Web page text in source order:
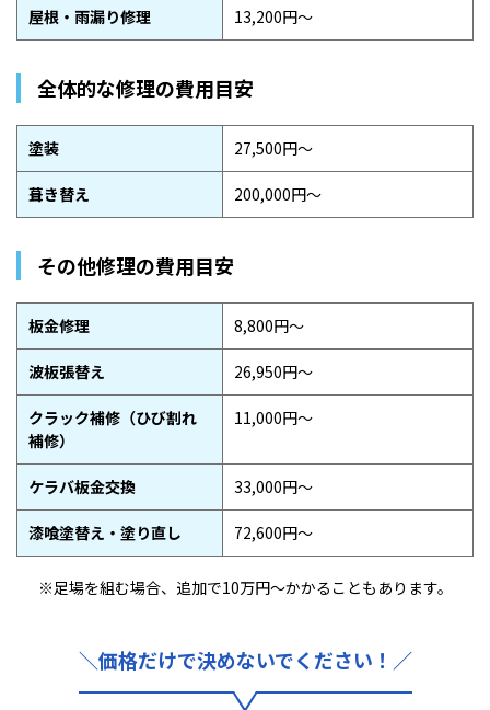
屋根・雨漏り修理 13,200円〜
全体的な修理の費用目安
塗装 27,500円〜
葺き替え 200,000円〜
その他修理の費用目安
板金修理 8,800円〜
波板張替え 26,950円〜
クラック補修（ひび割れ
補修）
11,000円〜
ケラバ板金交換 33,000円〜
漆喰塗替え・塗り直し 72,600円〜
※足場を組む場合、追加で10万円〜かかることもあります。
＼価格だけで決めないでください！／